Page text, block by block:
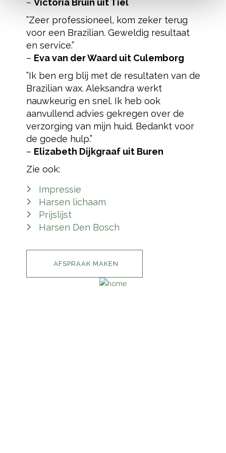
– Victoria Bruin uit Tiel
”Zeer professioneel, kom zeker terug
voor een Brazilian. Geweldig resultaat
en service.”
– Eva van der Waard uit Culemborg
”Ik ben erg blij met de resultaten van de
Brazilian wax. Aleksandra werkt
nauwkeurig en snel. Ik heb ook
aanvullend advies gekregen over de
verzorging van mijn huid. Bedankt voor
de goede hulp.”
– Elizabeth Dijkgraaf uit Buren
Zie ook:
Impressie
Harsen lichaam
Prijslijst
Harsen Den Bosch
AFSPRAAK MAKEN